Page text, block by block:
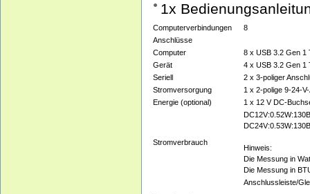
1x
Computerverbindungen
8
Anschlüsse
Computer
8 x USB 3.2 Gen 1
Gerät
4 x USB 3.2 Gen 1
Seriell
2 x 3-poliger
Stromversorgung
1 x 2-polige 9-24-
Energie (optional)
1 x 12 V DC-
Stromverbrauch
Hinweis:
Die Messung in
Die Messung in
Anschlussleiste/